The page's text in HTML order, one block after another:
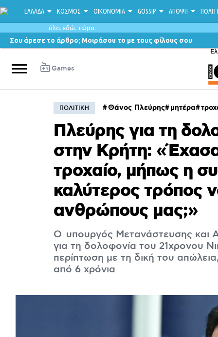
ΕΛΛΑΔΑ ΚΟΣΜΟΣ ΟΙΚΟΝΟΜΙΑ GOSSIP ΑΠΟΨΗ
όλα. εδώ. τώρα.
Σου άρεσε το άρθρο; Μοιράσου το με τους φίλους σου